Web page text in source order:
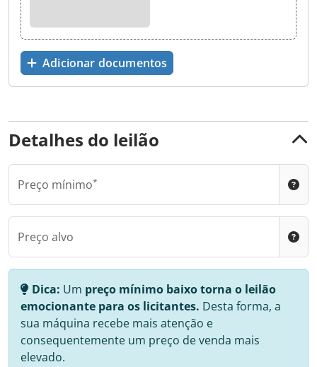
Adicionar documentos
Detalhes do leilão
Preço mínimo
Preço alvo
Dica: Um preço mínimo baixo torna o leilão
emocionante para os licitantes. Desta forma, a
sua máquina recebe mais atenção e
consequentemente um preço de venda mais
elevado.